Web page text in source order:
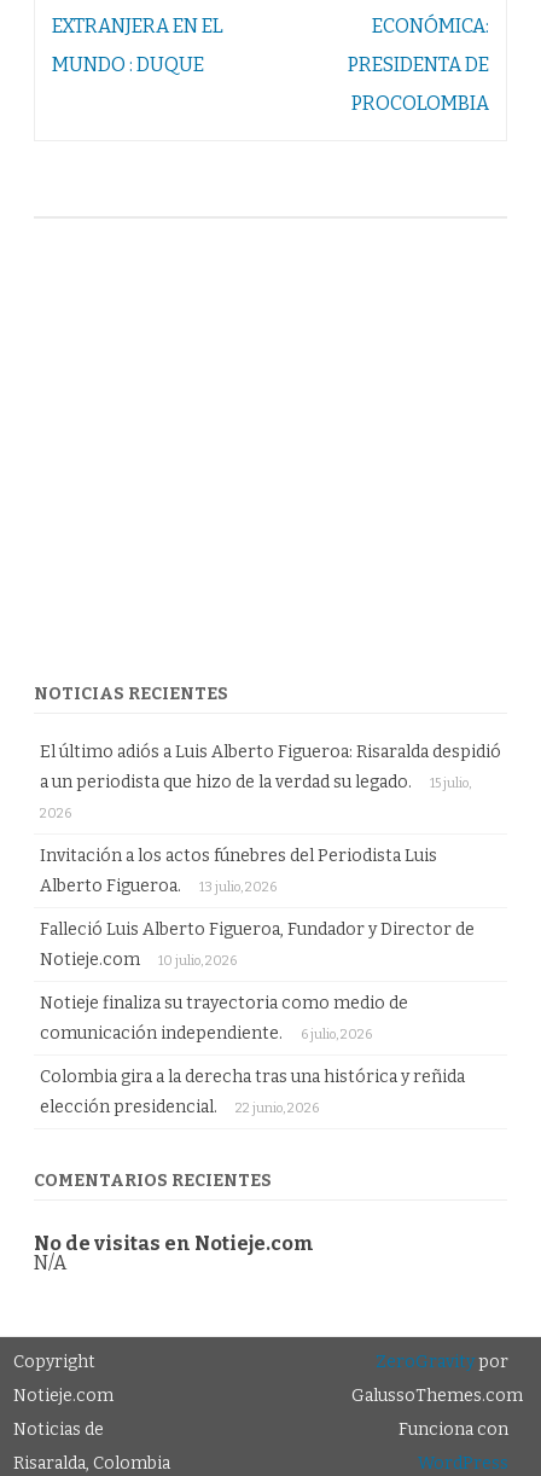
EXTRANJERA EN EL
MUNDO : DUQUE
ECONÓMICA:
PRESIDENTA DE
PROCOLOMBIA
NOTICIAS RECIENTES
El último adiós a Luis Alberto Figueroa: Risaralda despidió
a un periodista que hizo de la verdad su legado.
15 julio,
2026
Invitación a los actos fúnebres del Periodista Luis
Alberto Figueroa.
13 julio, 2026
Falleció Luis Alberto Figueroa, Fundador y Director de
Notieje.com
10 julio, 2026
Notieje finaliza su trayectoria como medio de
comunicación independiente.
6 julio, 2026
Colombia gira a la derecha tras una histórica y reñida
elección presidencial.
22 junio, 2026
COMENTARIOS RECIENTES
No de visitas en Notieje.com
N/A
Copyright
Notieje.com
Noticias de
Risaralda, Colombia
ZeroGravitypor
GalussoThemes.com
Funciona con
WordPress